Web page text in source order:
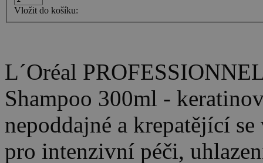
Vložit do košíku:
L´Oréal
Shampoo 300ml -
nepoddajné a krepatějící
pro intenzivní péči,